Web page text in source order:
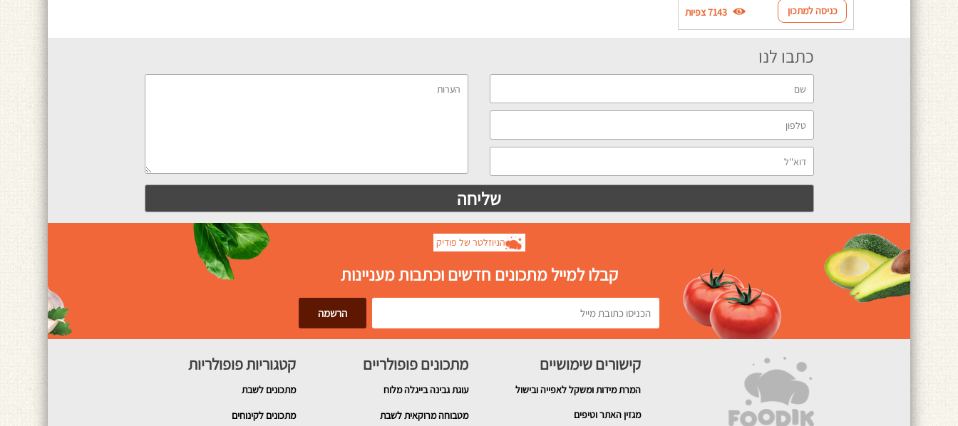
כניסה למתכון 7143 צפיות
כתבו לנו
הניוזלטר של פודיק
קבלו למייל מתכונים חדשים וכתבות מעניינות
קישורים שימושיים
המרת מידות ומשקל לאפייה ובישול
מגזין האתר וטיפים
מתכונים פופולריים
עוגת גבינה בייגלה מלוח
מטבוחה מרוקאית לשבת
קטגוריות פופולריות
מתכונים לשבת
מתכונים לקינוחים